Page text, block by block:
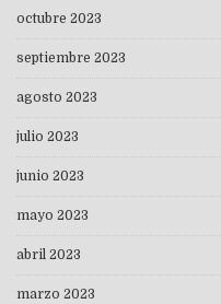
octubre 2023
septiembre 2023
agosto 2023
julio 2023
junio 2023
mayo 2023
abril 2023
marzo 2023